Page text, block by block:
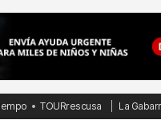
TOURrescusa La